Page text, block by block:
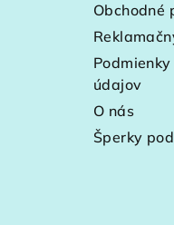
Obchodné
údajov
O nás
Šperky